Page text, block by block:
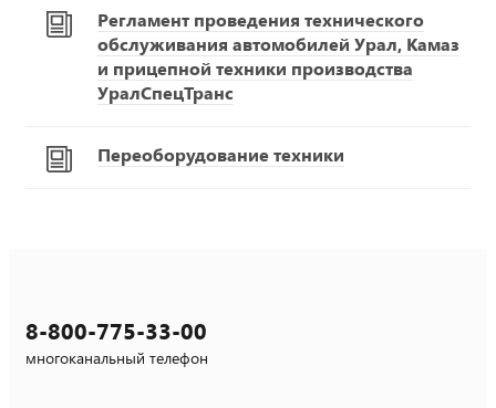
Регламент проведения технического
обслуживания автомобилей Урал, Камаз
и прицепной техники производства
УралСпецТранс
Переоборудование техники
8-800-775-33-00
многоканальный телефон